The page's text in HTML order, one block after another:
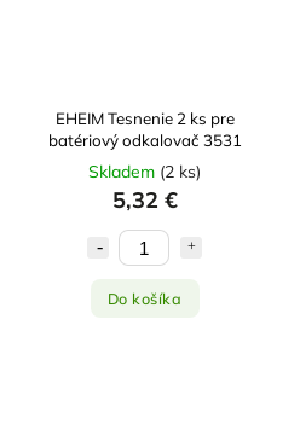
EHEIM Tesnenie 2 ks pre
batériový odkalovač 3531
Skladem (2 ks)
5,32 €
Do košíka